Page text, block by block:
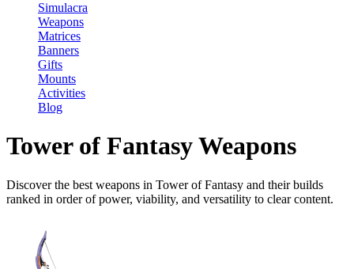
Simulacra
Weapons
Matrices
Banners
Gifts
Mounts
Activities
Blog
Tower of Fantasy Weapons
Discover the best weapons in Tower of Fantasy and their builds
ranked in order of power, viability, and versatility to clear content.